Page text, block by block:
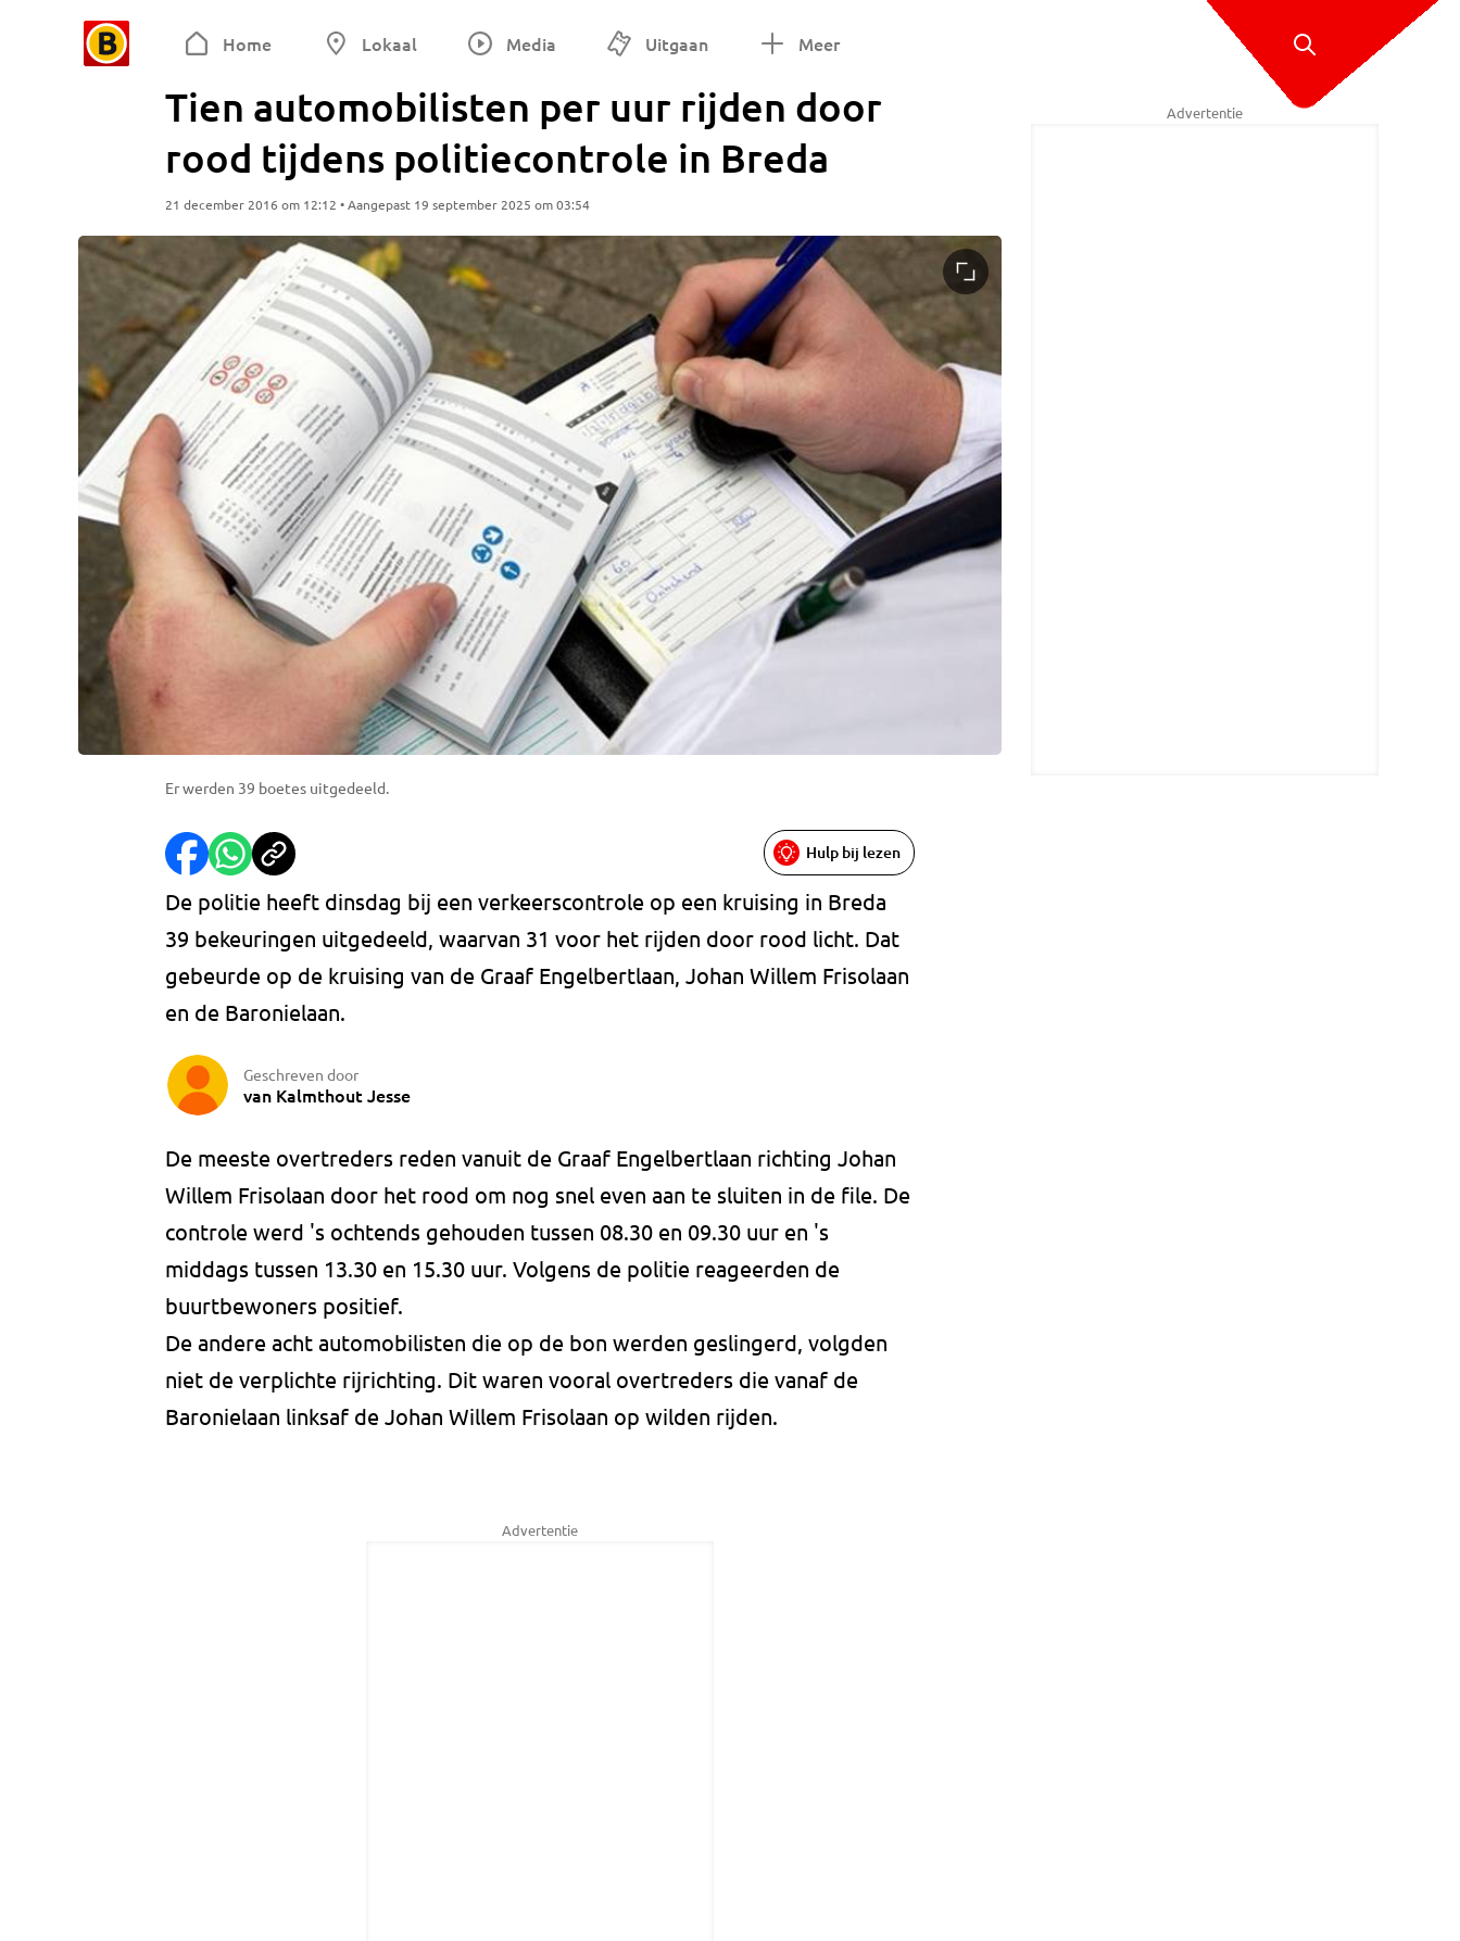
Home Lokaal Media Uitgaan Meer
Tien automobilisten per uur rijden door
rood tijdens politiecontrole in Breda
21 december 2016 om 12:12 • Aangepast 19 september 2025 om 03:54
Er werden 39 boetes uitgedeeld.
Hulp bij lezen
De politie heeft dinsdag bij een verkeerscontrole op een kruising in Breda
39 bekeuringen uitgedeeld, waarvan 31 voor het rijden door rood licht. Dat
gebeurde op de kruising van de Graaf Engelbertlaan, Johan Willem Frisolaan
en de Baronielaan.
Geschreven door
van Kalmthout Jesse
De meeste overtreders reden vanuit de Graaf Engelbertlaan richting Johan
Willem Frisolaan door het rood om nog snel even aan te sluiten in de file. De
controle werd 's ochtends gehouden tussen 08.30 en 09.30 uur en 's
middags tussen 13.30 en 15.30 uur. Volgens de politie reageerden de
buurtbewoners positief.
De andere acht automobilisten die op de bon werden geslingerd, volgden
niet de verplichte rijrichting. Dit waren vooral overtreders die vanaf de
Baronielaan linksaf de Johan Willem Frisolaan op wilden rijden.
Advertentie
Advertentie